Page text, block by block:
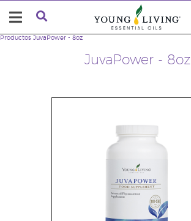
JuvaPower - 8oz
Productos JuvaPower - 8oz